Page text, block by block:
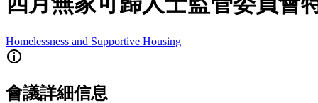
Homelessness and Supportive Housing
會議詳細信息